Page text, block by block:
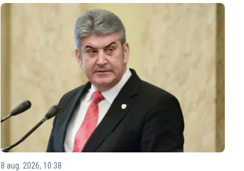
8 aug. 2026, 10:38